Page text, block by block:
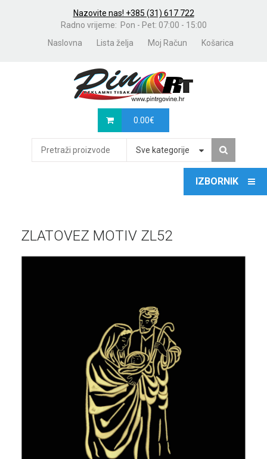
Nazovite nas! +385 (31) 617 722
Radno vrijeme: Pon - Pet: 07:00 - 15:00
Naslovna
Lista želja Moj Račun Košarica
0.00€
Sve kategorije
ZLATOVEZ MOTIV ZL52